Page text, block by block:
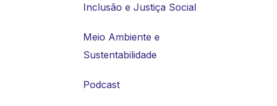
Inclusão e Justiça Social
Meio Ambiente e
Sustentabilidade
Podcast